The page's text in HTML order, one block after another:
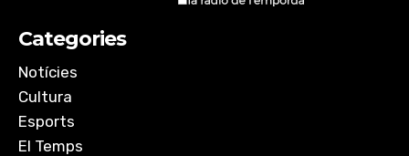
Categories
Notícies
Cultura
Esports
El Temps